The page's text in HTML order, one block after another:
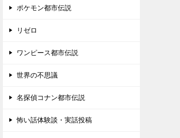
ポケモン都市伝説
リゼロ
ワンピース都市伝説
世界の不思議
名探偵コナン都市伝説
怖い話体験談・実話投稿